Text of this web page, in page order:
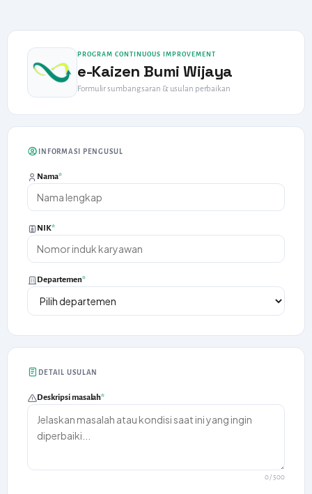
PROGRAM CONTINUOUS IMPROVEMENT
e-Kaizen Bumi Wijaya
Formulir sumbang saran & usulan perbaikan
INFORMASI PENGUSUL
Nama*
NIK*
Departemen*
DETAIL USULAN
Deskripsi masalah*
0/ 500